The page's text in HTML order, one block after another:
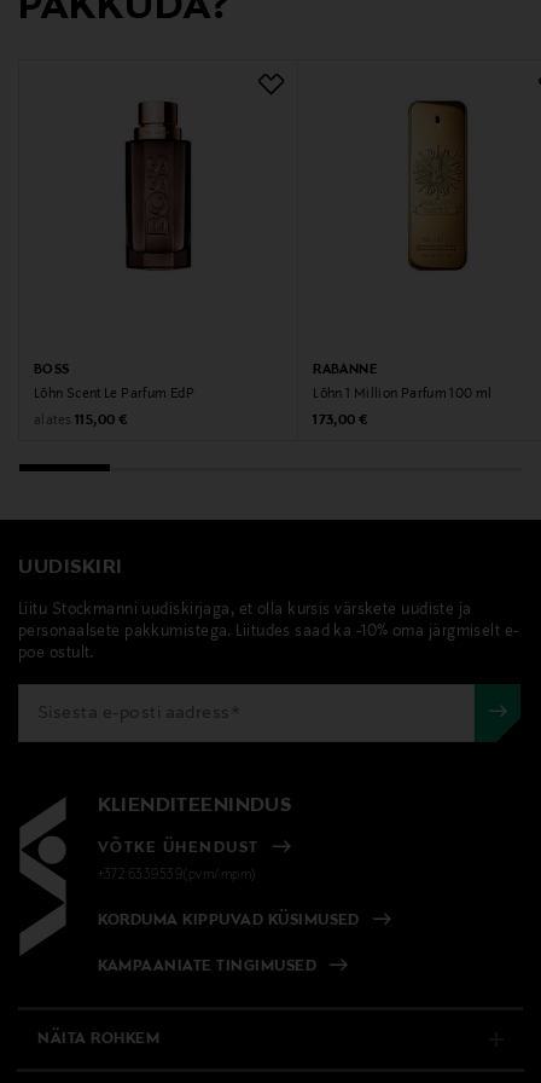
Digitaalne aadress
Diesel, lõhn, parfüüm
BOSS
Lõhn Scent Le Parfum EdP
alates Original Price
115,00 €
RABANNE
Lõhn 1 Million Parfum 100 ml
Original Price
173,00 €
UUDISKIRI
Liitu Stockmanni uudiskirjaga, et olla kursis värskete uudiste ja
personaalsete pakkumistega. Liitudes saad ka -10% oma järgmiselt e-
poe ostult.
KLIENDITEENINDUS
VÕTKE ÜHENDUST
+372 6339539(pvm/mpm)
KORDUMA KIPPUVAD KÜSIMUSED
KAMPAANIATE TINGIMUSED
NÄITA ROHKEM